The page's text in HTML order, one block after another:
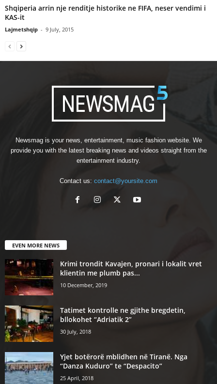
Shqiperia arrin nje renditje historike ne FIFA, neser vendimi i
KAS-it
Lajmetshqip - 9 July, 2015
Newsmag is your news, entertainment, music fashion website. We
provide you with the latest breaking news and videos straight from the
entertainment industry.
Contact us: contact@yoursite.com
EVEN MORE NEWS
Krimi trondit Kavajen, pronari i lokalit vret
klientin me plumb pas...
10 December, 2019
Tatimet kontrolle ne gjithe bregdetin,
bllokohet “Adriatik 2”
30 July, 2018
Yjet botërorë mblidhen në Tiranë. Nga
“Danza Kuduro” te “Despacito”
25 April, 2018